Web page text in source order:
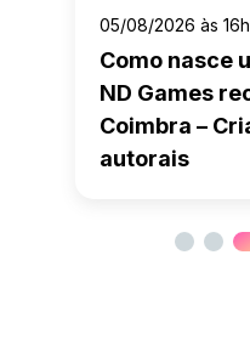
05/08/2026 às
Como nasce
ND Games
Coimbra –
autorais